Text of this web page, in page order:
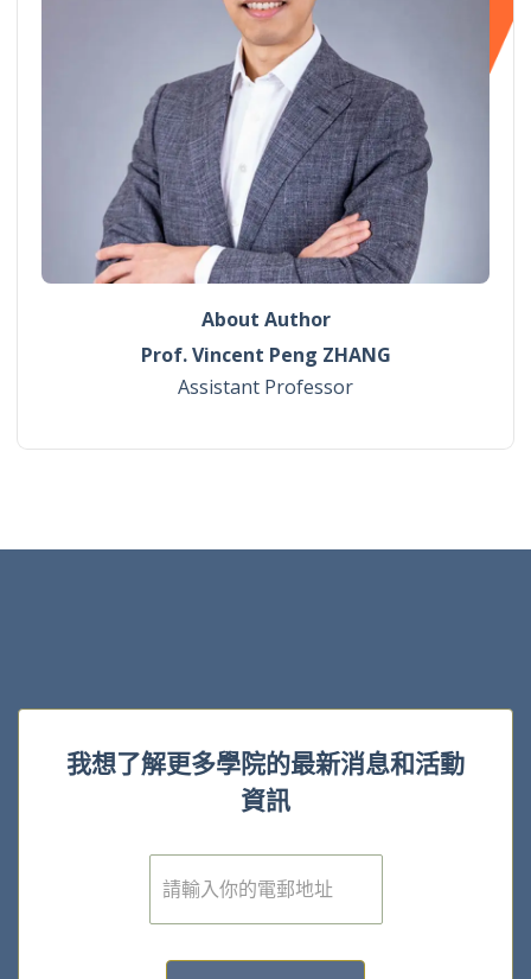
About Author
Prof. Vincent Peng ZHANG
Assistant Professor
我想了解更多學院的最新消息和活動
資訊
電
子